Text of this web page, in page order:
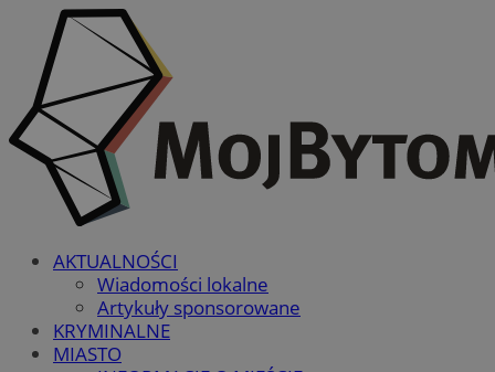
AKTUALNOŚCI
Wiadomości lokalne
Artykuły sponsorowane
KRYMINALNE
MIASTO